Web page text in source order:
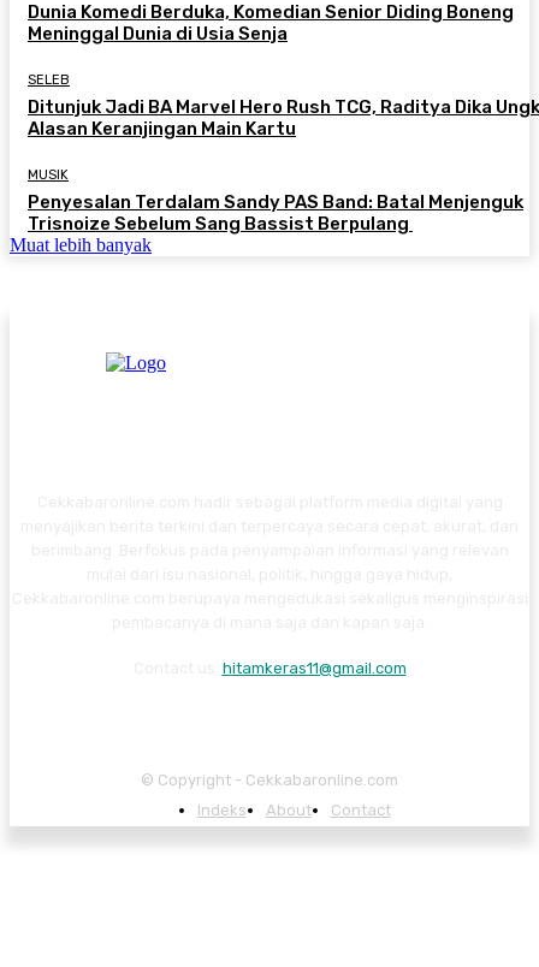
Dunia Komedi Berduka, Komedian Senior Diding Boneng
Meninggal Dunia di Usia Senja
SELEB
Ditunjuk Jadi BA Marvel Hero Rush TCG, Raditya Dika
Alasan Keranjingan Main Kartu
MUSIK
Penyesalan Terdalam Sandy PAS Band: Batal Menjenguk
Trisnoize Sebelum Sang Bassist Berpulang ​
Muat lebih banyak
hitamkeras11@gmail.com
© Copyright - Cekkabaronline.com
Indeks
About Contact